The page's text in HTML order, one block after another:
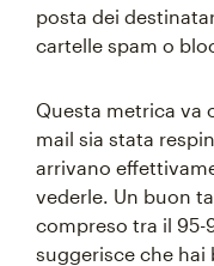
posta dei
cartelle spam o
Questa metrica va
mail sia stata
arrivano
vederle. Un buon
compreso tra il 95-
suggerisce che hai